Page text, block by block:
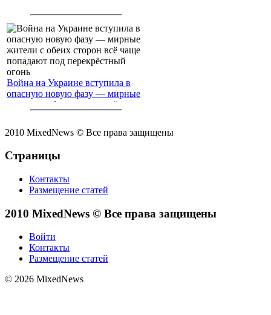
Война на Украине вступила в
опасную новую фазу — мирные
жители с обеих сторон всё чаще
2010 MixedNews © Все права защищены
Страницы
Контакты
Размещение статей
2010 MixedNews © Все права защищены
Войти
Контакты
Размещение статей
© 2026 MixedNews